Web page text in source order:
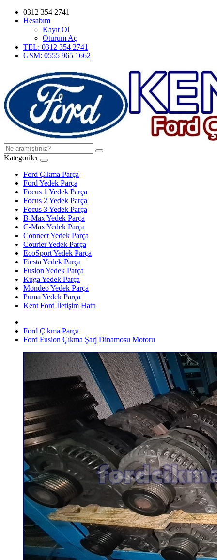
0312 354 2741
Hesabım
Kayıt Ol
Oturum Aç
TEL: 0312 354 2741
GSM: 0555 965 1662
Kategoriler
Ford Çıkma Parça
Ford Yedek Parça
Focus 1 Yedek Parça
Focus 2 Yedek Parça
Focus 3 Yedek Parça
B-Max Yedek Parça
C-Max Yedek Parça
Connect Yedek Parça
Courier Yedek Parça
EcoSport Yedek Parça
Fiesta Yedek Parça
Fusion Yedek Parça
Kuga Yedek Parça
Mondeo Yedek Parça
Puma Yedek Parça
Kent Ford İletişim Hattı
Ford Çıkma Parça
Ford Fusion Çıkma Şarj Dinamosu Motoru